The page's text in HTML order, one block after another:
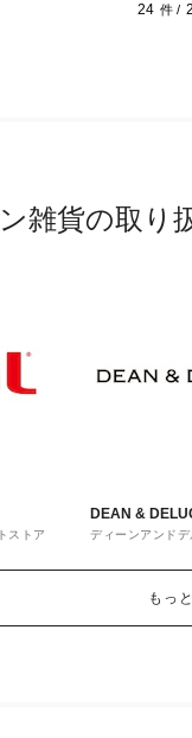
24 件 /
雑貨の取り
ストア
DEAN &
ディーンアンドデ
もっ